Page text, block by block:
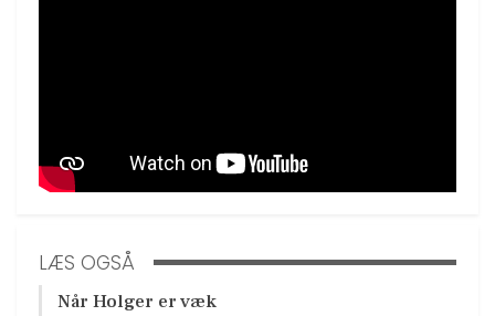
LÆS OGSÅ
Når Holger er væk